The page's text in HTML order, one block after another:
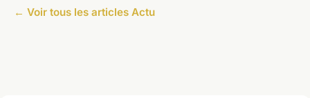
← Voir tous les articles Actu